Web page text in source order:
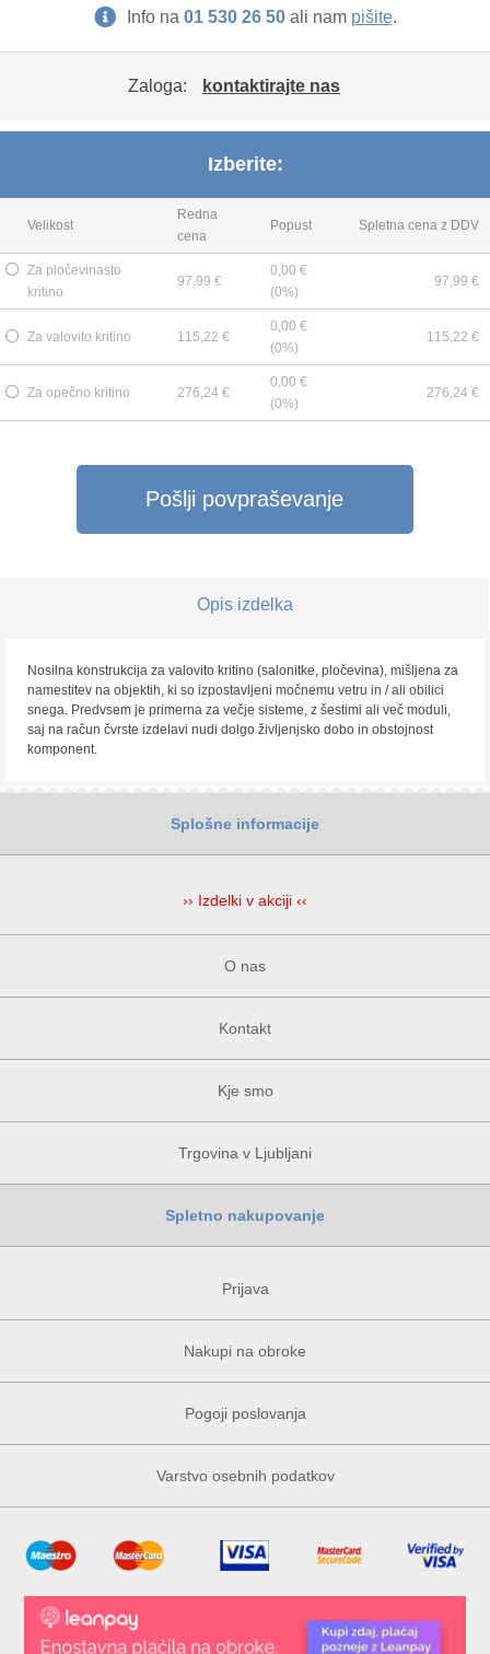
Info na 01 530 26 50ali nam pišite.
Zaloga: kontaktirajte nas
Izberite:
Velikost
Redna
cena
Popust Spletna cena z DDV
Za pločevinasto
kritino
97,99 €
0,00 €
(0%)
97,99 €
Za valovito kritino 115,22 €
0,00 €
(0%)
115,22 €
Za opečno kritino 276,24 €
0,00 €
(0%)
276,24 €
Pošlji povpraševanje
Opis izdelka
Nosilna konstrukcija za valovito kritino (salonitke, pločevina), mišljena za
namestitev na objektih, ki so izpostavljeni močnemu vetru in / ali obilici
snega. Predvsem je primerna za večje sisteme, z šestimi ali več moduli,
saj na račun čvrste izdelavi nudi dolgo življenjsko dobo in obstojnost
komponent.
Splošne informacije
›› Izdelki v akciji ‹‹
O nas
Kontakt
Kje smo
Trgovina v Ljubljani
Spletno nakupovanje
Prijava
Nakupi na obroke
Pogoji poslovanja
Varstvo osebnih podatkov